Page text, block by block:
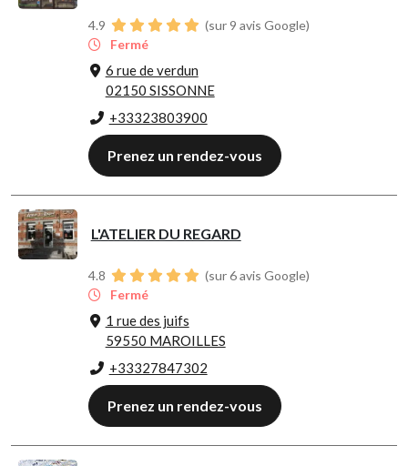
4.9
(sur 9 avis Google)
Fermé
6 rue de verdun
02150 SISSONNE
+33323803900
Prenez un rendez-vous
L'ATELIER DU REGARD
4.8
(sur 6 avis Google)
Fermé
1 rue des juifs
59550 MAROILLES
+33327847302
Prenez un rendez-vous